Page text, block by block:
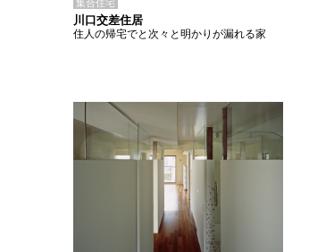
集合住宅
川口交差住居
住人の帰宅でと次々と明かりが漏れる家